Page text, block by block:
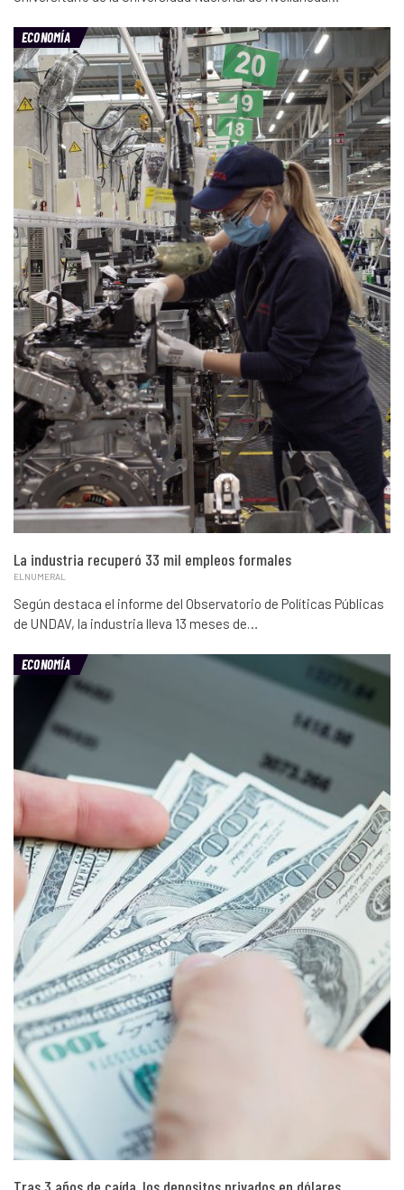
ECONOMÍA
La industria recuperó 33 mil empleos formales
ELNUMERAL
Según destaca el informe del Observatorio de Políticas Públicas
de UNDAV, la industria lleva 13 meses de…
ECONOMÍA